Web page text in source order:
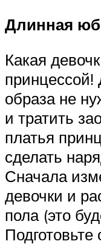
Длинная
Какая
принцессой!
образа не
и тратить
платья
сделать
Сначала
девочки и
пола (это
Подготовьте